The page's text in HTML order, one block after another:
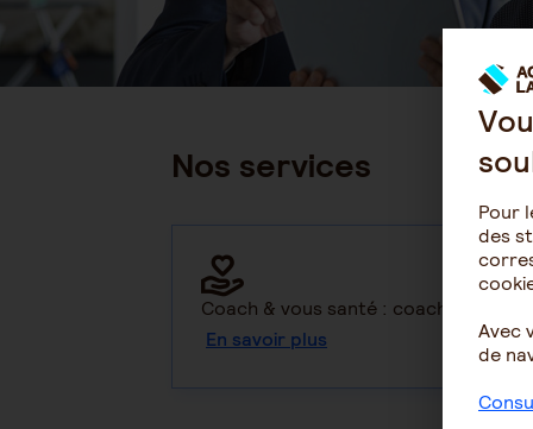
Nos services
Coach & vous santé : coaching bien-
En savoir plus
Pour
des
Avec
de